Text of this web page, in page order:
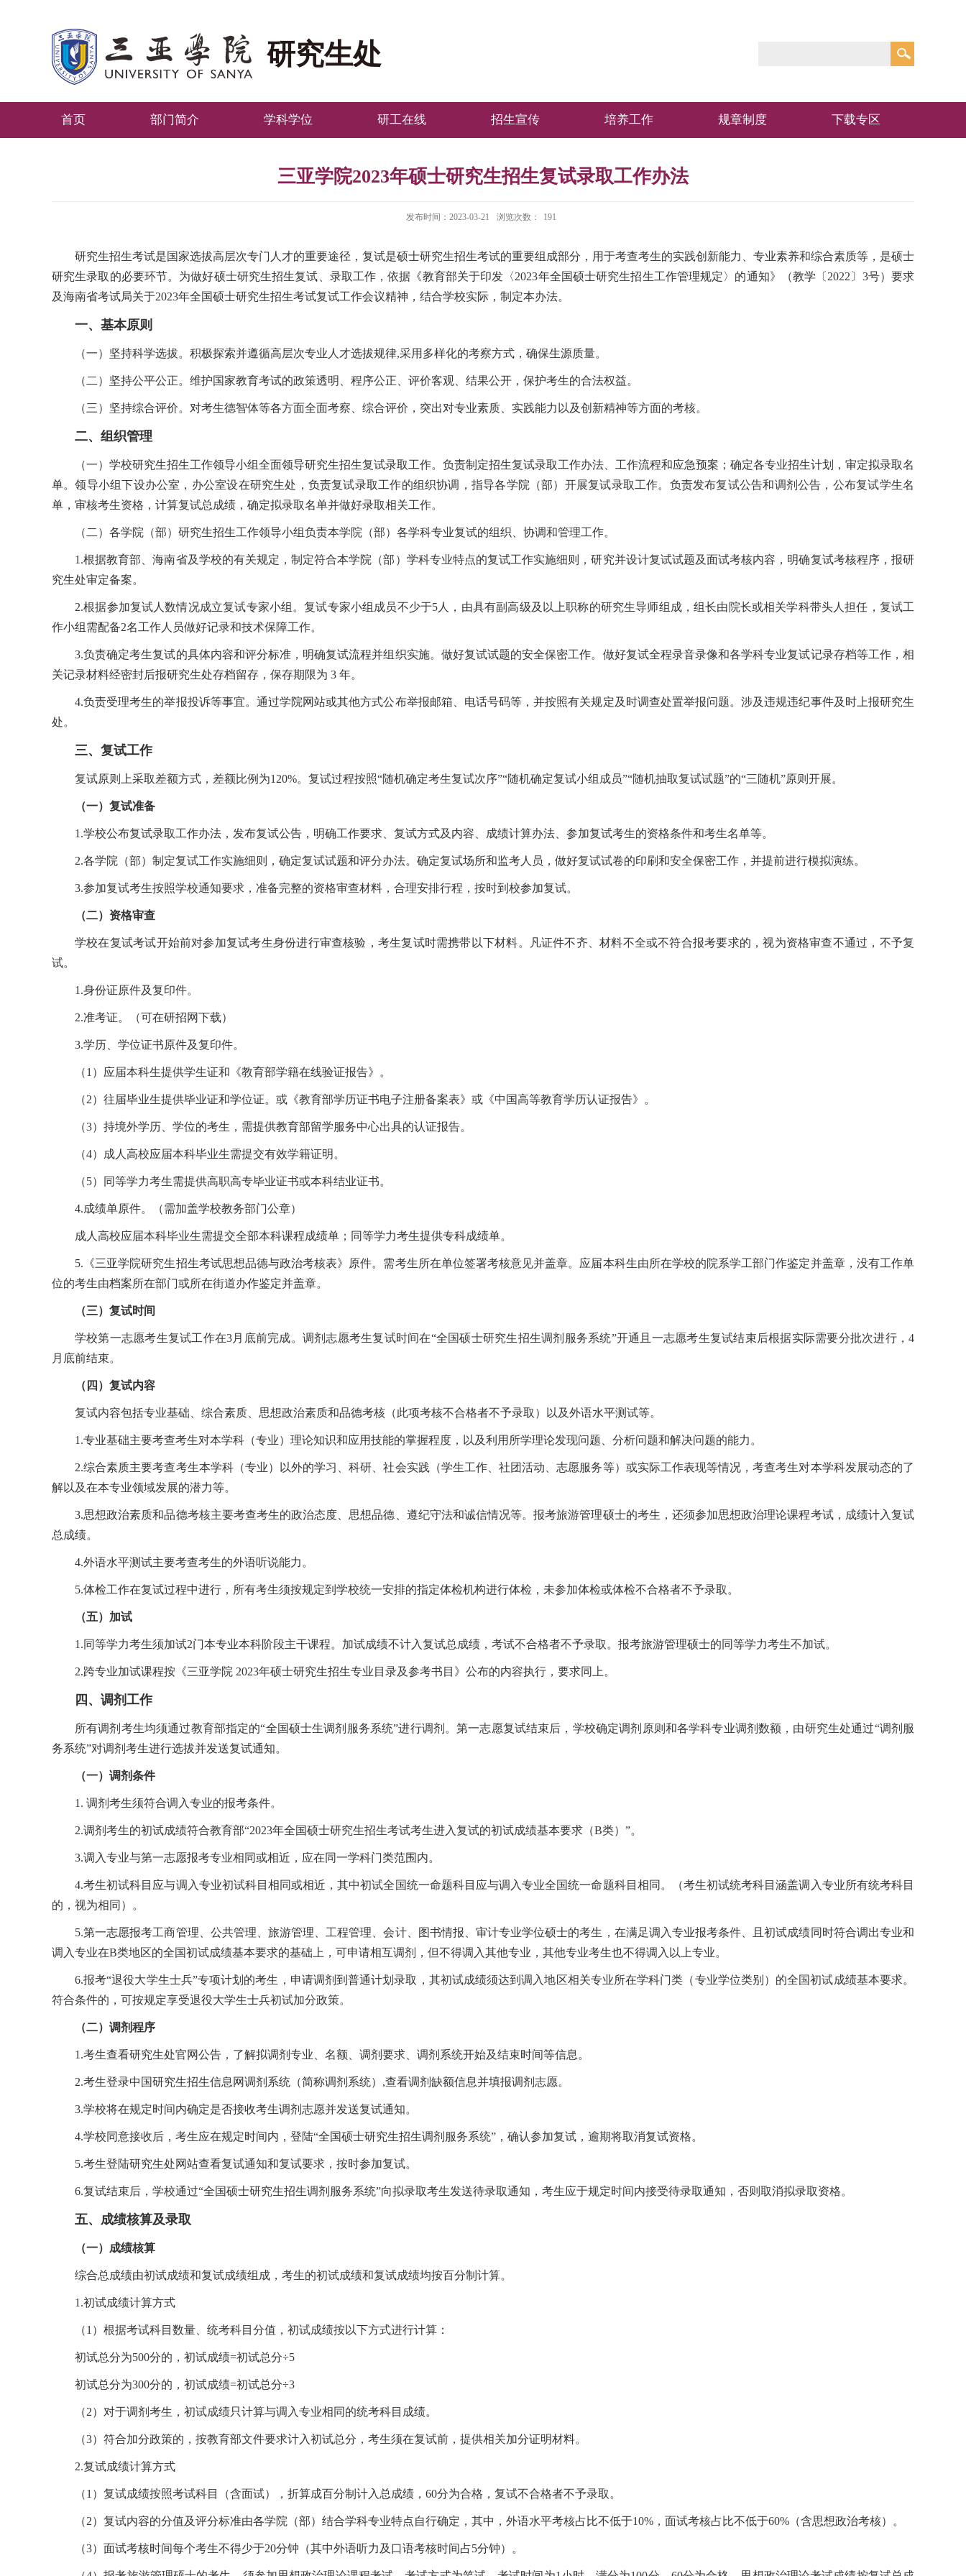
研究生处
首页 部门简介 学科学位 研工在线 招生宣传 培养工作 规章制度 下载专区
三亚学院2023年硕士研究生招生复试录取工作办法
发布时间：2023-03-21 浏览次数： 191
研究生招生考试是国家选拔高层次专门人才的重要途径，复试是硕士研究生招生考试的重要组成部分，用于考查考生的实践创新能力、专业素养和综合素质等，是硕士
研究生录取的必要环节。为做好硕士研究生招生复试、录取工作，依据《教育部关于印发〈2023年全国硕士研究生招生工作管理规定〉的通知》（教学〔2022〕3号）要求
及海南省考试局关于2023年全国硕士研究生招生考试复试工作会议精神，结合学校实际，制定本办法。
一、基本原则
（一）坚持科学选拔。积极探索并遵循高层次专业人才选拔规律,采用多样化的考察方式，确保生源质量。
（二）坚持公平公正。维护国家教育考试的政策透明、程序公正、评价客观、结果公开，保护考生的合法权益。
（三）坚持综合评价。对考生德智体等各方面全面考察、综合评价，突出对专业素质、实践能力以及创新精神等方面的考核。
二、组织管理
（一）学校研究生招生工作领导小组全面领导研究生招生复试录取工作。负责制定招生复试录取工作办法、工作流程和应急预案；确定各专业招生计划，审定拟录取名
单。领导小组下设办公室，办公室设在研究生处，负责复试录取工作的组织协调，指导各学院（部）开展复试录取工作。负责发布复试公告和调剂公告，公布复试学生名
单，审核考生资格，计算复试总成绩，确定拟录取名单并做好录取相关工作。
（二）各学院（部）研究生招生工作领导小组负责本学院（部）各学科专业复试的组织、协调和管理工作。
1.根据教育部、海南省及学校的有关规定，制定符合本学院（部）学科专业特点的复试工作实施细则，研究并设计复试试题及面试考核内容，明确复试考核程序，报研
究生处审定备案。
2.根据参加复试人数情况成立复试专家小组。复试专家小组成员不少于5人，由具有副高级及以上职称的研究生导师组成，组长由院长或相关学科带头人担任，复试工
作小组需配备2名工作人员做好记录和技术保障工作。
3.负责确定考生复试的具体内容和评分标准，明确复试流程并组织实施。做好复试试题的安全保密工作。做好复试全程录音录像和各学科专业复试记录存档等工作，相
关记录材料经密封后报研究生处存档留存，保存期限为 3 年。
4.负责受理考生的举报投诉等事宜。通过学院网站或其他方式公布举报邮箱、电话号码等，并按照有关规定及时调查处置举报问题。涉及违规违纪事件及时上报研究生
处。
三、复试工作
复试原则上采取差额方式，差额比例为120%。复试过程按照“随机确定考生复试次序”“随机确定复试小组成员”“随机抽取复试试题”的“三随机”原则开展。
（一）复试准备
1.学校公布复试录取工作办法，发布复试公告，明确工作要求、复试方式及内容、成绩计算办法、参加复试考生的资格条件和考生名单等。
2.各学院（部）制定复试工作实施细则，确定复试试题和评分办法。确定复试场所和监考人员，做好复试试卷的印刷和安全保密工作，并提前进行模拟演练。
3.参加复试考生按照学校通知要求，准备完整的资格审查材料，合理安排行程，按时到校参加复试。
（二）资格审查
学校在复试考试开始前对参加复试考生身份进行审查核验，考生复试时需携带以下材料。凡证件不齐、材料不全或不符合报考要求的，视为资格审查不通过，不予复
试。
1.身份证原件及复印件。
2.准考证。（可在研招网下载）
3.学历、学位证书原件及复印件。
（1）应届本科生提供学生证和《教育部学籍在线验证报告》。
（2）往届毕业生提供毕业证和学位证。或《教育部学历证书电子注册备案表》或《中国高等教育学历认证报告》。
（3）持境外学历、学位的考生，需提供教育部留学服务中心出具的认证报告。
（4）成人高校应届本科毕业生需提交有效学籍证明。
（5）同等学力考生需提供高职高专毕业证书或本科结业证书。
4.成绩单原件。（需加盖学校教务部门公章）
成人高校应届本科毕业生需提交全部本科课程成绩单；同等学力考生提供专科成绩单。
5.《三亚学院研究生招生考试思想品德与政治考核表》原件。需考生所在单位签署考核意见并盖章。应届本科生由所在学校的院系学工部门作鉴定并盖章，没有工作单
位的考生由档案所在部门或所在街道办作鉴定并盖章。
（三）复试时间
学校第一志愿考生复试工作在3月底前完成。调剂志愿考生复试时间在“全国硕士研究生招生调剂服务系统”开通且一志愿考生复试结束后根据实际需要分批次进行，4
月底前结束。
（四）复试内容
复试内容包括专业基础、综合素质、思想政治素质和品德考核（此项考核不合格者不予录取）以及外语水平测试等。
1.专业基础主要考查考生对本学科（专业）理论知识和应用技能的掌握程度，以及利用所学理论发现问题、分析问题和解决问题的能力。
2.综合素质主要考查考生本学科（专业）以外的学习、科研、社会实践（学生工作、社团活动、志愿服务等）或实际工作表现等情况，考查考生对本学科发展动态的了
解以及在本专业领域发展的潜力等。
3.思想政治素质和品德考核主要考查考生的政治态度、思想品德、遵纪守法和诚信情况等。报考旅游管理硕士的考生，还须参加思想政治理论课程考试，成绩计入复试
总成绩。
4.外语水平测试主要考查考生的外语听说能力。
5.体检工作在复试过程中进行，所有考生须按规定到学校统一安排的指定体检机构进行体检，未参加体检或体检不合格者不予录取。
（五）加试
1.同等学力考生须加试2门本专业本科阶段主干课程。加试成绩不计入复试总成绩，考试不合格者不予录取。报考旅游管理硕士的同等学力考生不加试。
2.跨专业加试课程按《三亚学院 2023年硕士研究生招生专业目录及参考书目》公布的内容执行，要求同上。
四、调剂工作
所有调剂考生均须通过教育部指定的“全国硕士生调剂服务系统”进行调剂。第一志愿复试结束后，学校确定调剂原则和各学科专业调剂数额，由研究生处通过“调剂服
务系统”对调剂考生进行选拔并发送复试通知。
（一）调剂条件
1. 调剂考生须符合调入专业的报考条件。
2.调剂考生的初试成绩符合教育部“2023年全国硕士研究生招生考试考生进入复试的初试成绩基本要求（B类）”。
3.调入专业与第一志愿报考专业相同或相近，应在同一学科门类范围内。
4.考生初试科目应与调入专业初试科目相同或相近，其中初试全国统一命题科目应与调入专业全国统一命题科目相同。（考生初试统考科目涵盖调入专业所有统考科目
的，视为相同）。
5.第一志愿报考工商管理、公共管理、旅游管理、工程管理、会计、图书情报、审计专业学位硕士的考生，在满足调入专业报考条件、且初试成绩同时符合调出专业和
调入专业在B类地区的全国初试成绩基本要求的基础上，可申请相互调剂，但不得调入其他专业，其他专业考生也不得调入以上专业。
6.报考“退役大学生士兵”专项计划的考生，申请调剂到普通计划录取，其初试成绩须达到调入地区相关专业所在学科门类（专业学位类别）的全国初试成绩基本要求。
符合条件的，可按规定享受退役大学生士兵初试加分政策。
（二）调剂程序
1.考生查看研究生处官网公告，了解拟调剂专业、名额、调剂要求、调剂系统开始及结束时间等信息。
2.考生登录中国研究生招生信息网调剂系统（简称调剂系统）,查看调剂缺额信息并填报调剂志愿。
3.学校将在规定时间内确定是否接收考生调剂志愿并发送复试通知。
4.学校同意接收后，考生应在规定时间内，登陆“全国硕士研究生招生调剂服务系统”，确认参加复试，逾期将取消复试资格。
5.考生登陆研究生处网站查看复试通知和复试要求，按时参加复试。
6.复试结束后，学校通过“全国硕士研究生招生调剂服务系统”向拟录取考生发送待录取通知，考生应于规定时间内接受待录取通知，否则取消拟录取资格。
五、成绩核算及录取
（一）成绩核算
综合总成绩由初试成绩和复试成绩组成，考生的初试成绩和复试成绩均按百分制计算。
1.初试成绩计算方式
（1）根据考试科目数量、统考科目分值，初试成绩按以下方式进行计算：
初试总分为500分的，初试成绩=初试总分÷5
初试总分为300分的，初试成绩=初试总分÷3
（2）对于调剂考生，初试成绩只计算与调入专业相同的统考科目成绩。
（3）符合加分政策的，按教育部文件要求计入初试总分，考生须在复试前，提供相关加分证明材料。
2.复试成绩计算方式
（1）复试成绩按照考试科目（含面试），折算成百分制计入总成绩，60分为合格，复试不合格者不予录取。
（2）复试内容的分值及评分标准由各学院（部）结合学科专业特点自行确定，其中，外语水平考核占比不低于10%，面试考核占比不低于60%（含思想政治考核）。
（3）面试考核时间每个考生不得少于20分钟（其中外语听力及口语考核时间占5分钟）。